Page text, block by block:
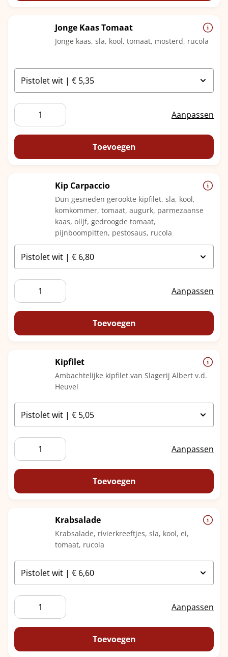
Jonge Kaas Tomaat
Jonge kaas, sla, kool, tomaat, mosterd, rucola
Jonge
Kaas
Tomaat
Aanpassen
Toevoegen
Kip Carpaccio
Dun gesneden gerookte kipfilet, sla, kool,
komkommer, tomaat, augurk, parmezaanse
kaas, olijf, gedroogde tomaat,
pijnboompitten, pestosaus, rucola
Kip
Carpaccio
aantal
Aanpassen
Toevoegen
Kipfilet
Ambachtelijke kipfilet van Slagerij Albert v.d.
Heuvel
Kipfilet
aantal
Aanpassen
Toevoegen
Krabsalade
Krabsalade, rivierkreeftjes, sla, kool, ei,
tomaat, rucola
Krabsalade
aantal
Aanpassen
Toevoegen